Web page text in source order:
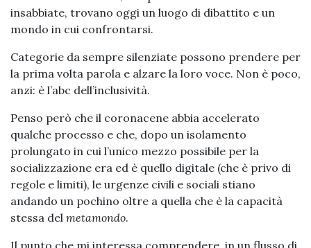
insabbiate, trovano oggi un luogo di dibattito e un
mondo in cui confrontarsi.
Categorie da sempre silenziate possono prendere per
la prima volta parola e alzare la loro voce. Non è poco,
anzi: è l’abc dell’inclusività.
Penso però che il coronacene abbia accelerato
qualche processo e che, dopo un isolamento
prolungato in cui l’unico mezzo possibile per la
socializzazione era ed è quello digitale (che è privo di
regole e limiti), le urgenze civili e sociali stiano
andando un pochino oltre a quella che è la capacità
stessa del metamondo.